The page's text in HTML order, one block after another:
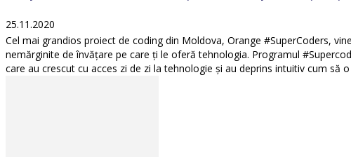
25.11.2020
Cel mai grandios proiect de coding din Moldova, Orange #SuperCoders,
nemărginite de învățare pe care ți le oferă tehnologia. Programul
care au crescut cu acces zi de zi la tehnologie și au deprins intuitiv cum să